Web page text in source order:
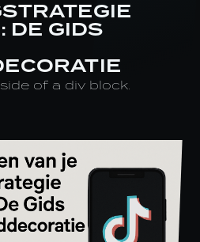
DE GIDS
of a div block.